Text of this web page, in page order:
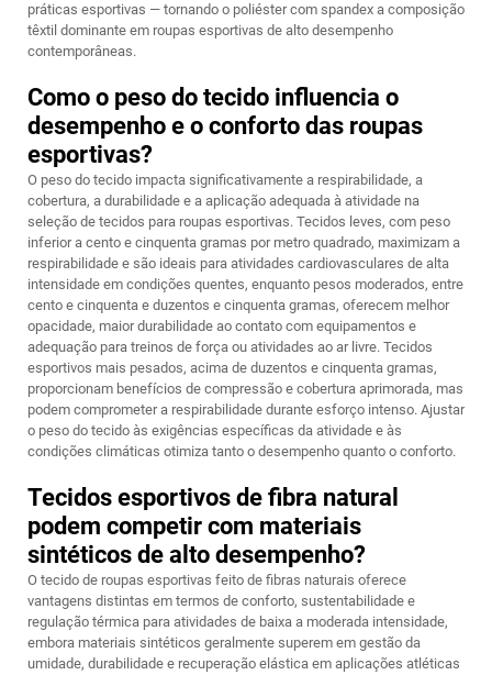
práticas esportivas — tornando o poliéster com spandex a composição
têxtil dominante em roupas esportivas de alto desempenho
contemporâneas.
Como o peso do tecido influencia o
desempenho e o conforto das roupas
esportivas?
O peso do tecido impacta significativamente a respirabilidade, a
cobertura, a durabilidade e a aplicação adequada à atividade na
seleção de tecidos para roupas esportivas. Tecidos leves, com peso
inferior a cento e cinquenta gramas por metro quadrado, maximizam a
respirabilidade e são ideais para atividades cardiovasculares de alta
intensidade em condições quentes, enquanto pesos moderados, entre
cento e cinquenta e duzentos e cinquenta gramas, oferecem melhor
opacidade, maior durabilidade ao contato com equipamentos e
adequação para treinos de força ou atividades ao ar livre. Tecidos
esportivos mais pesados, acima de duzentos e cinquenta gramas,
proporcionam benefícios de compressão e cobertura aprimorada, mas
podem comprometer a respirabilidade durante esforço intenso. Ajustar
o peso do tecido às exigências específicas da atividade e às
condições climáticas otimiza tanto o desempenho quanto o conforto.
Tecidos esportivos de fibra natural
podem competir com materiais
sintéticos de alto desempenho?
O tecido de roupas esportivas feito de fibras naturais oferece
vantagens distintas em termos de conforto, sustentabilidade e
regulação térmica para atividades de baixa a moderada intensidade,
embora materiais sintéticos geralmente superem em gestão da
umidade, durabilidade e recuperação elástica em aplicações atléticas